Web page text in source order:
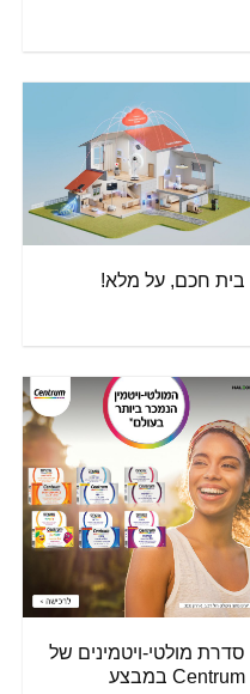
בית חכם, על מלא!
סדרת מולטי-ויטמינים של
Centrum במבצע